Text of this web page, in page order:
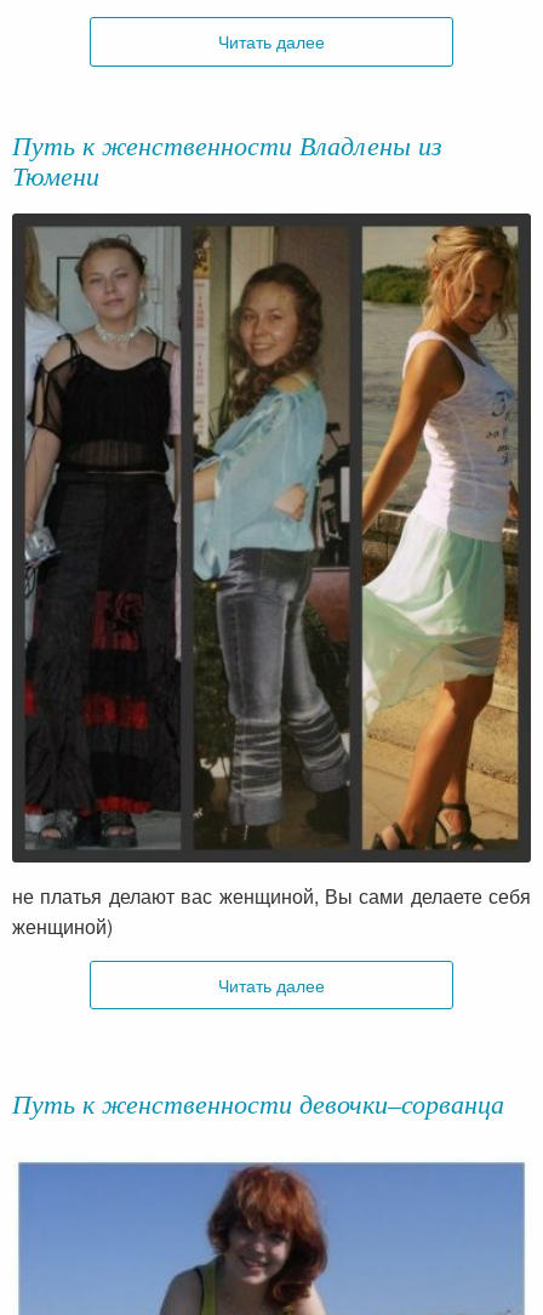
Читать далее
Путь к женственности Владлены из
Тюмени
не платья делают вас женщиной, Вы сами делаете себя
женщиной)
Читать далее
Путь к женственности девочки–сорванца